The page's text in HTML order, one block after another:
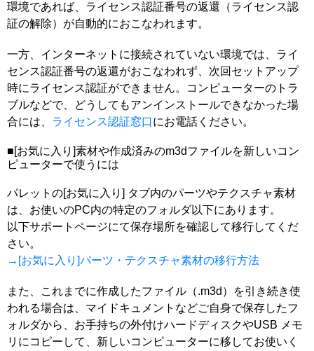
環境であれば、ライセンス認証番号の返還（ライセンス認
証の解除）が自動的におこなわれます。
一方、インターネットに接続されていない環境では、ライ
センス認証番号の返還がおこなわれず、次回セットアップ
時にライセンス認証ができません。コンピューターのトラ
ブルなどで、どうしてもアンインストールできなかった場
合には、 ライセンス認証窓口にお電話ください。
■[お気に入り]素材や作成済みのm3dファイルを新しいコン
ピューターで使うには
パレットの[お気に入り] タブ内のパーツやテクスチャ素材
は、お使いのPC内の特定のフォルダ以下にあります。
以下サポートページにて保存場所を確認して移行してくだ
さい。
→ [お気に入り]パーツ・テクスチャ素材の移行方法
また、これまでに作成したファイル（.m3d）を引き続き使
われる場合は、マイドキュメントなどご自身で保存したフ
ォルダから、お手持ちの外付けハードディスクやUSB メモ
リにコピーして、新しいコンピューターに移してお使いく